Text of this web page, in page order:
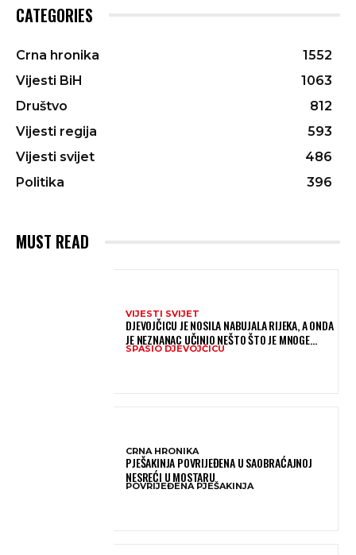
CATEGORIES
Crna hronika
1552
Vijesti BiH
1063
Društvo
812
Vijesti regija
593
Vijesti svijet
486
Politika
396
MUST READ
VIJESTI SVIJET
DJEVOJČICU JE NOSILA NABUJALA RIJEKA, A ONDA
JE NEZNANAC UČINIO NEŠTO ŠTO JE MNOGE
OSTAVILO BEZ RIJEČI
SPASIO DJEVOJČICU
CRNA HRONIKA
PJEŠAKINJA POVRIJEĐENA U SAOBRAĆAJNOJ
NESREĆI U MOSTARU
POVRIJEĐENA PJEŠAKINJA